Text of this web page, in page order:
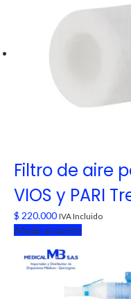
Filtro de aire
VIOS y PARI
$ 220.000 IVA Incluido
Añadir al carrito